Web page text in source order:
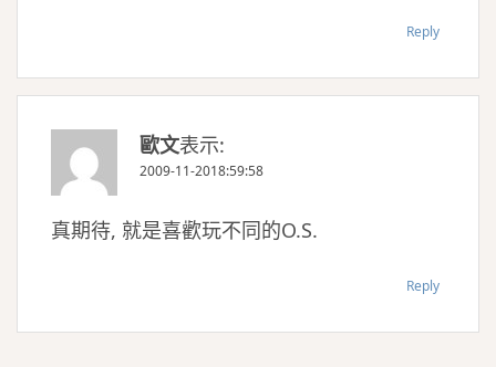
Reply
歐文表示:
2009-11-2018:59:58
真期待, 就是喜歡玩不同的O.S.
Reply